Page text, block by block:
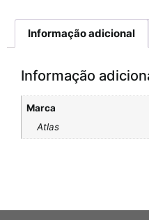
Informação adicional
Informação
Marca
Atlas